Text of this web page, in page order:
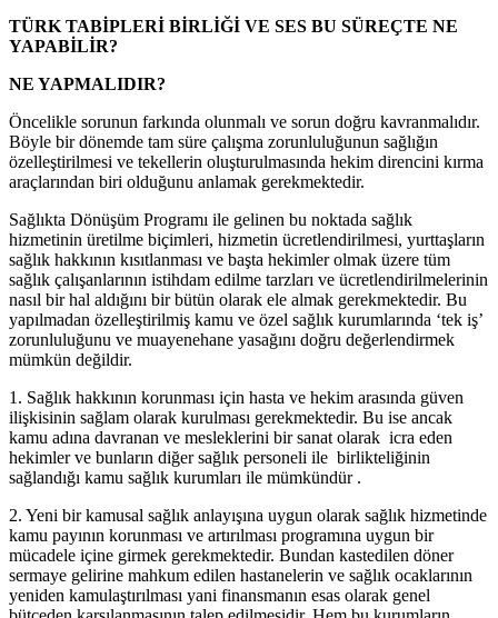
TÜRK TABİPLERİ BİRLİĞİ VE SES BU SÜREÇTE NE
YAPABİLİR?
NE YAPMALIDIR?
Öncelikle sorunun farkında olunmalı ve sorun doğru kavranmalıdır.
Böyle bir dönemde tam süre çalışma zorunluluğunun sağlığın
özelleştirilmesi ve tekellerin oluşturulmasında hekim direncini kırma
araçlarından biri olduğunu anlamak gerekmektedir.
Sağlıkta Dönüşüm Programı ile gelinen bu noktada sağlık
hizmetinin üretilme biçimleri, hizmetin ücretlendirilmesi, yurttaşların
sağlık hakkının kısıtlanması ve başta hekimler olmak üzere tüm
sağlık çalışanlarının istihdam edilme tarzları ve ücretlendirilmelerinin
nasıl bir hal aldığını bir bütün olarak ele almak gerekmektedir. Bu
yapılmadan özelleştirilmiş kamu ve özel sağlık kurumlarında ‘tek iş’
zorunluluğunu ve muayenehane yasağını doğru değerlendirmek
mümkün değildir.
1. Sağlık hakkının korunması için hasta ve hekim arasında güven
ilişkisinin sağlam olarak kurulması gerekmektedir. Bu ise ancak
kamu adına davranan ve mesleklerini bir sanat olarak icra eden
hekimler ve bunların diğer sağlık personeli ile birlikteliğinin
sağlandığı kamu sağlık kurumları ile mümkündür .
2. Yeni bir kamusal sağlık anlayışına uygun olarak sağlık hizmetinde
kamu payının korunması ve artırılması programına uygun bir
mücadele içine girmek gerekmektedir. Bundan kastedilen döner
sermaye gelirine mahkum edilen hastanelerin ve sağlık ocaklarının
yeniden kamulaştırılması yani finansmanın esas olarak genel